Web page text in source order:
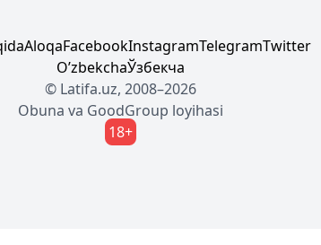
AloqaFacebookInstagramTelegramTwitter
OʼzbekchaЎзбекча
© Latifa.uz, 2008–2026
Obuna va GoodGroup loyihasi
18+